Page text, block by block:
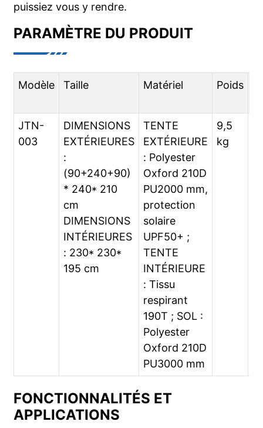
puissiez vous y rendre.
PARAMÈTRE DU PRODUIT
Modèle Taille Matériel Poids
JTN-
003
DIMENSIONS
EXTÉRIEURES
:
(90+240+90)
* 240* 210
cm
DIMENSIONS
INTÉRIEURES
: 230* 230*
195 cm
TENTE
EXTÉRIEURE
: Polyester
Oxford 210D
PU2000 mm,
protection
solaire
UPF50+ ;
TENTE
INTÉRIEURE
: Tissu
respirant
190T ; SOL :
Polyester
Oxford 210D
PU3000 mm
9,5
kg
FONCTIONNALITÉS ET
APPLICATIONS